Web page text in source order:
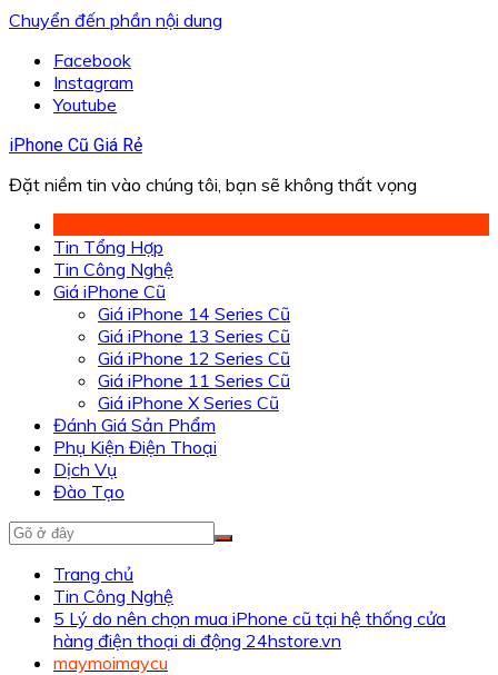
Chuyển đến phần nội dung
Facebook
Instagram
Youtube
iPhone Cũ Giá Rẻ
Đặt niềm tin vào chúng tôi, bạn sẽ không thất vọng
Tin Tổng Hợp
Tin Công Nghệ
Giá iPhone Cũ
Giá iPhone 14 Series Cũ
Giá iPhone 13 Series Cũ
Giá iPhone 12 Series Cũ
Giá iPhone 11 Series Cũ
Giá iPhone X Series Cũ
Đánh Giá Sản Phẩm
Phụ Kiện Điện Thoại
Dịch Vụ
Đào Tạo
Trang chủ
Tin Công Nghệ
5 Lý do nên chọn mua iPhone cũ tại hệ thống cửa
hàng điện thoại di động 24hstore.vn
maymoimaycu